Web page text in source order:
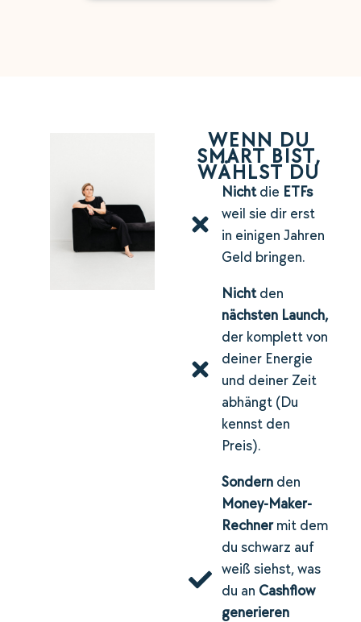
WENN DU
SMART BIST,
WÄHLST DU
Nichtdie ETFs
weil sie dir erst
in einigen Jahren
Geld bringen.
Nichtden
nächsten Launch,
der komplett von
deiner Energie
und deiner Zeit
abhängt (Du
kennst den
Preis).
Sondern den
Money-Maker-
Rechnermit dem
du schwarz auf
weiß siehst, was
du an Cashflow
generieren